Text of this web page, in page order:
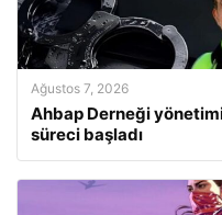
Ağustos 7, 2026
Ahbap Derneği
süreci başladı